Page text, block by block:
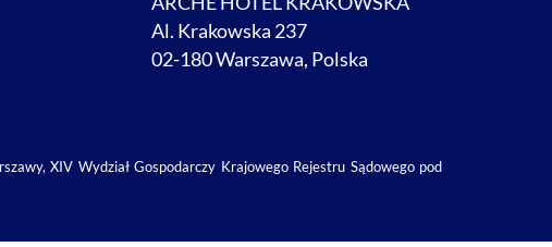
Al. Krakowska 237
02-180 Warszawa, Polska
XIV Wydział Gospodarczy Krajowego Rejestru Sądowego pod